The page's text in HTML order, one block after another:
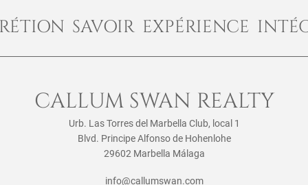
SAVOIR EXPÉRIENCE
CALLUM SWAN REALTY
Urb. Las Torres del Marbella Club, local 1
Blvd. Principe Alfonso de Hohenlohe
29602 Marbella Málaga
info@callumswan.com